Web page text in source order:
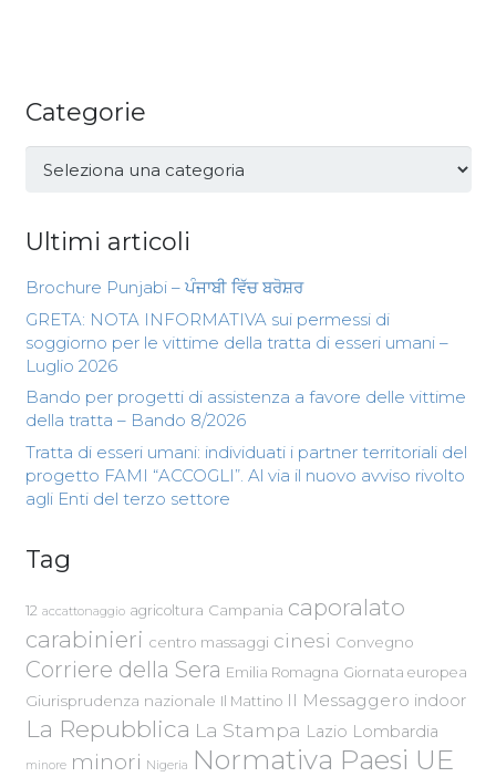
Categorie
Categorie
Ultimi articoli
Brochure Punjabi – ਪੰਜਾਬੀ ਵਿੱਚ ਬਰੋਸ਼ਰ
GRETA: NOTA INFORMATIVA sui permessi di
soggiorno per le vittime della tratta di esseri umani –
Luglio 2026
Bando per progetti di assistenza a favore delle vittime
della tratta – Bando 8/2026
Tratta di esseri umani: individuati i partner territoriali del
progetto FAMI “ACCOGLI”. Al via il nuovo avviso rivolto
agli Enti del terzo settore
Tag
12 accattonaggio agricoltura Campania caporalato
carabinieri centro massaggi cinesi Convegno
Corriere della Sera Emilia Romagna Giornata europea
Giurisprudenza nazionale Il Mattino Il Messaggero indoor
La Repubblica La Stampa Lazio Lombardia
minore minori Nigeria Normativa Paesi UE